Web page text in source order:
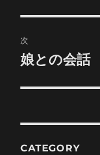
ビ
ゲ
ー
投
稿:
次
次
投
娘との会話
CATEGORY